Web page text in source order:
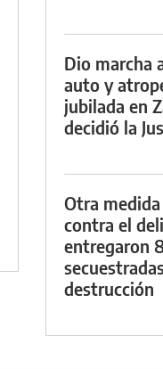
Dio marcha
auto y
jubilada en
decidió la
Otra
contra el
entregaron
destrucción